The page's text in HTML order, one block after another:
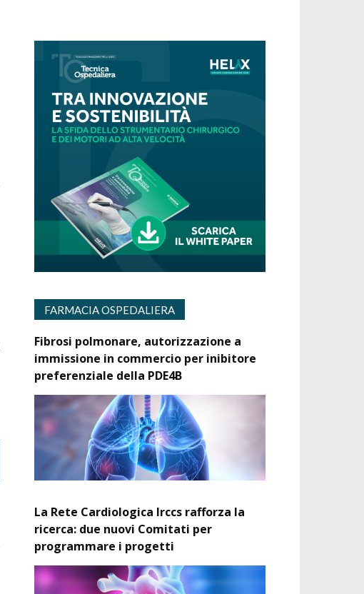
FARMACIA OSPEDALIERA
Fibrosi polmonare, autorizzazione a
immissione in commercio per inibitore
preferenziale della PDE4B
La Rete Cardiologica Irccs rafforza la
ricerca: due nuovi Comitati per
programmare i progetti